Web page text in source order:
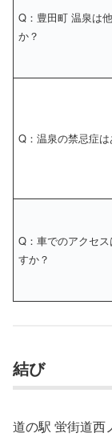
Q：豊田町 温泉は
か？
Q：温泉の禁忌症
Q：車でのアクセ
すか？
結び
道の駅 蛍街道西